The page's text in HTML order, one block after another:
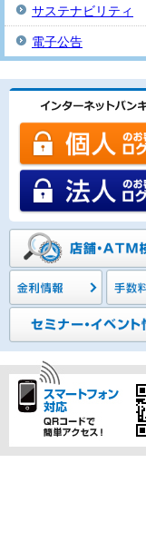
サステナビリティ
電子公告